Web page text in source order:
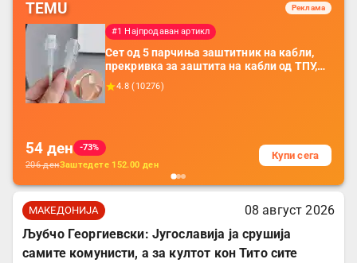
TEMU Реклама
#1 Најпродаван артикл
Сет од 5 парчиња заштитник на кабли,
прекривка за заштита на кабли од ТПУ,
додатоци за заштита на кабли, без
батерија, за мобилни телефони, комплет
4.8 (10276)
54 ден
-73%
206денЗаштедете 152.00 ден
Купи сега
МАКЕДОНИЈА
08 август 2026
Љубчо Георгиевски: Југославија ја срушија
самите комунисти, а за култот кон Тито сите